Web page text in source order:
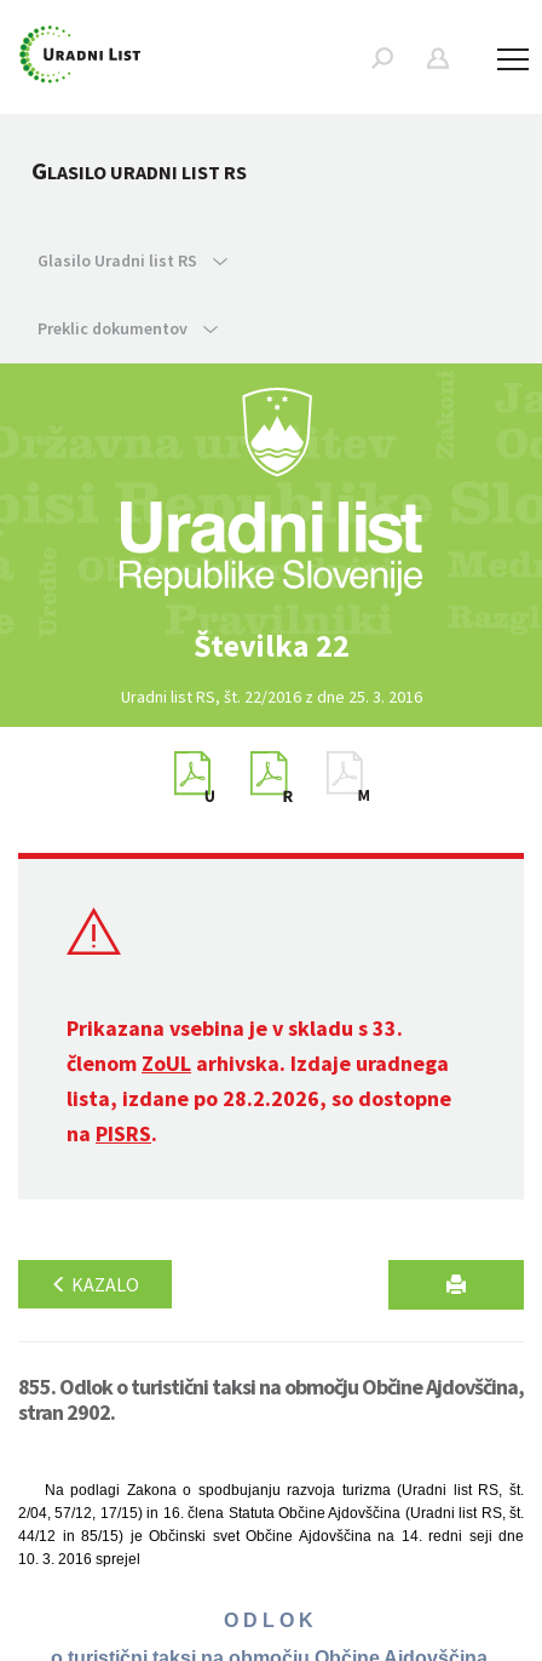
GLASILO URADNI LIST RS
Glasilo Uradni list RS
Preklic dokumentov
Številka 22
Uradni list RS, št. 22/2016 z dne 25. 3. 2016
Prikazana vsebina je v skladu s 33.
členom ZoUL arhivska. Izdaje uradnega
lista, izdane po 28.2.2026, so dostopne
na PISRS.
KAZALO
855. Odlok o turistični taksi na območju Občine Ajdovščina,
stran 2902.
Na podlagi Zakona o spodbujanju razvoja turizma (Uradni list RS, št.
2/04, 57/12, 17/15) in 16. člena Statuta Občine Ajdovščina (Uradni list RS, št.
44/12 in 85/15) je Občinski svet Občine Ajdovščina na 14. redni seji dne
10. 3. 2016 sprejel
O D L O K